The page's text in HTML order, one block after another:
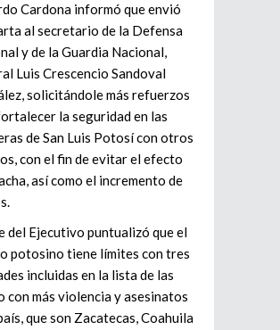
Cardona informó que envió
al secretario de la Defensa
y de la Guardia Nacional,
Luis Crescencio Sandoval
solicitándole más refuerzos
la seguridad en las
de San Luis Potosí con otros
con el fin de evitar el efecto
así como el incremento de
del Ejecutivo puntualizó que el
potosino tiene límites con tres
incluidas en la lista de las
con más violencia y asesinatos
que son Zacatecas, Coahuila